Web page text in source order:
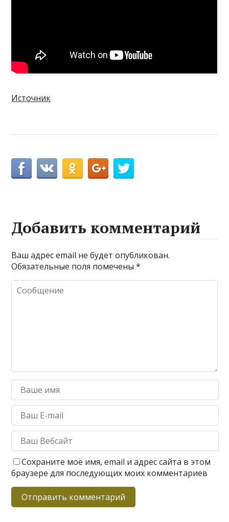
Источник
Добавить комментарий
Ваш адрес email не будет опубликован.
Обязательные поля помечены*
Сохраните моё имя, email и адрес сайта в этом
браузере для последующих моих комментариев